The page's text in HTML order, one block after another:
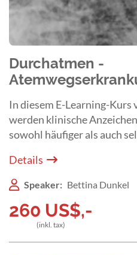
Durchatmen -
In diesem E-Learning-
werden klinische
sowohl häufiger als auch
dargestellt sowie fundiert
Details
Speaker: Bettina Dunkel
260 US$,-
(inkl. tax)